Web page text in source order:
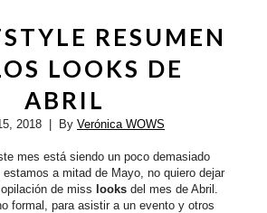
RESUMEN
LOOKS DE
ABRIL
2018 | By Verónica WOWS
mes está siendo un poco demasiado
estamos a mitad de Mayo, no quiero dejar
de miss looksdel mes de Abril.
formal, para asistir a un evento y otros